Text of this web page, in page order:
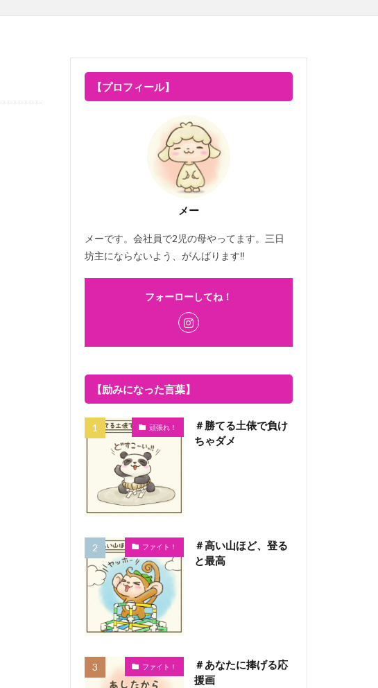
【プロフィール】
メー
メーです。会社員で2児の母やってます。三日
坊主にならないよう、がんばります‼
フォーローしてね！
【励みになった言葉】
頑張れ！
＃勝てる土俵で負け
ちゃダメ
ファイト！
＃高い山ほど、登る
と最高
ファイト！
＃あなたに捧げる応
援画